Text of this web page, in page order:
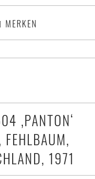
MERKEN
‚PANTON‘
FEHLBAUM,
1971